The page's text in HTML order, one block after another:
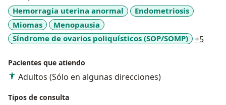
Hemorragia uterina anormal
Endometriosis
Miomas
Menopausia
Síndrome de ovarios poliquísticos (SOP/SOMP)
+5
Pacientes que atiendo
Adultos (Sólo en algunas direcciones)
Tipos de consulta